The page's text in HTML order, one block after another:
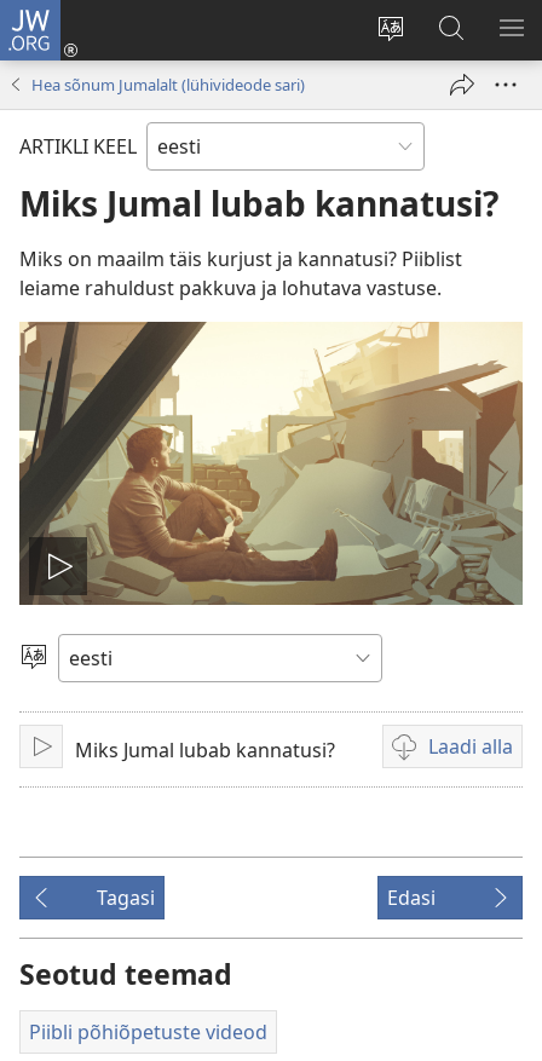
JW.ORG
Muuda
veebisaidi
Logi
sisse
akna)
Otsi
saidilt
JW.ORG
Hea sõnum Jumalalt (lühivideode sari)
ARTIKLI KEEL
Miks Jumal lubab kannatusi?
Miks on maailm täis kurjust ja kannatusi? Piiblist
leiame rahuldust pakkuva ja lohutava vastuse.
Esita
Vali
EsitaMiks Jumal lubab kannatusi? Laadi alla
Videote
Tagasi Edasi
Seotud teemad
Piibli põhiõpetuste videod